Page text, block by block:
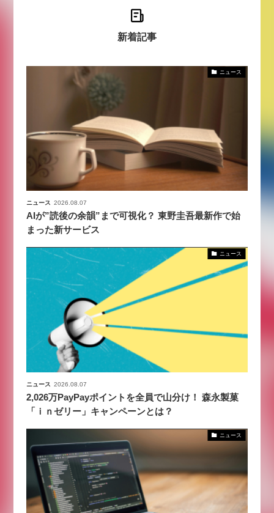
新着記事
ニュース
ニュース 2026.08.07
AIが”読後の余韻”まで可視化？ 東野圭吾最新作で始
まった新サービス
ニュース
ニュース 2026.08.07
2,026万PayPayポイントを全員で山分け！ 森永製菓
「ｉｎゼリー」キャンペーンとは？
ニュース